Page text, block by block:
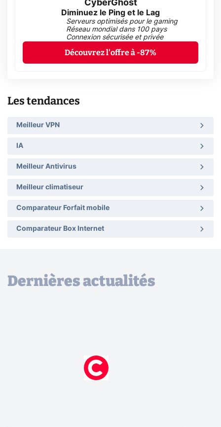
CyberGhost
Diminuez le Ping et le Lag
Serveurs optimisés pour le gaming
Réseau mondial dans 100 pays
Connexion sécurisée et privée
Découvrez l'offre à -87%
Les tendances
Meilleur VPN
IA
Meilleur Antivirus
Meilleur climatiseur
Comparateur Forfait mobile
Comparateur Box Internet
Dernières actualités